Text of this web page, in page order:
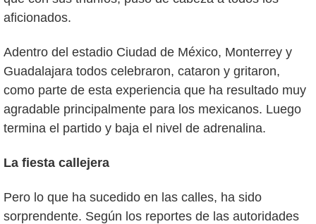
aficionados.
Adentro del estadio Ciudad de México, Monterrey y
Guadalajara todos celebraron, cataron y gritaron,
como parte de esta experiencia que ha resultado muy
agradable principalmente para los mexicanos. Luego
termina el partido y baja el nivel de adrenalina.
La fiesta callejera
Pero lo que ha sucedido en las calles, ha sido
sorprendente. Según los reportes de las autoridades